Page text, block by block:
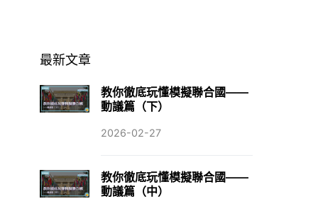
最新文章
教你徹底玩懂模擬聯合國——
動議篇（下）
2026-02-27
教你徹底玩懂模擬聯合國——
動議篇（中）